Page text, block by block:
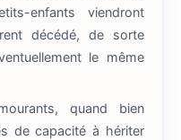
enfants viendront
décédé, de sorte
le même
quand bien
de capacité à hériter